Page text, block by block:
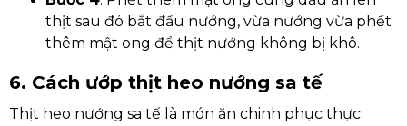
thịt sau đó bắt đầu nướng, vừa nướng vừa phết
thêm mật ong để thịt nướng không bị khô.
6. Cách ướp thịt heo nướng sa tế
Thịt heo nướng sa tế là món ăn chinh phục thực